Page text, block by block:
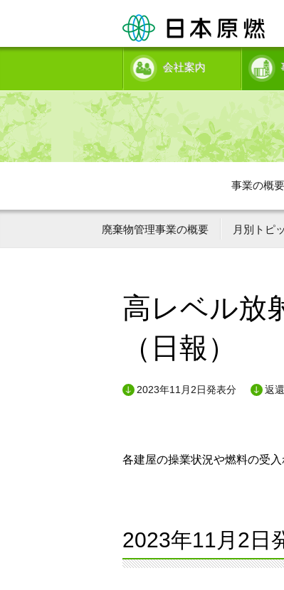
会社案内
事業の概要
廃棄物管理事業の概要 月別トピ
高レベル放
（日報）
2023年11月2日発表分 返
各建屋の操業状況や燃料の受
2023年11月2日